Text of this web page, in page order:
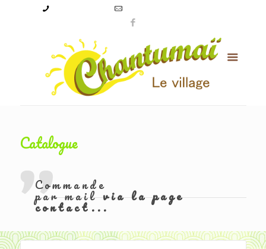
Catalogue
Commande
par mailvia la page
contact...